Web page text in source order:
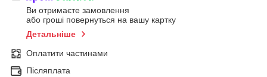
Ви отримаєте замовлення
або гроші повернуться на вашу картку
Детальніше
Оплатити частинами
Післяплата